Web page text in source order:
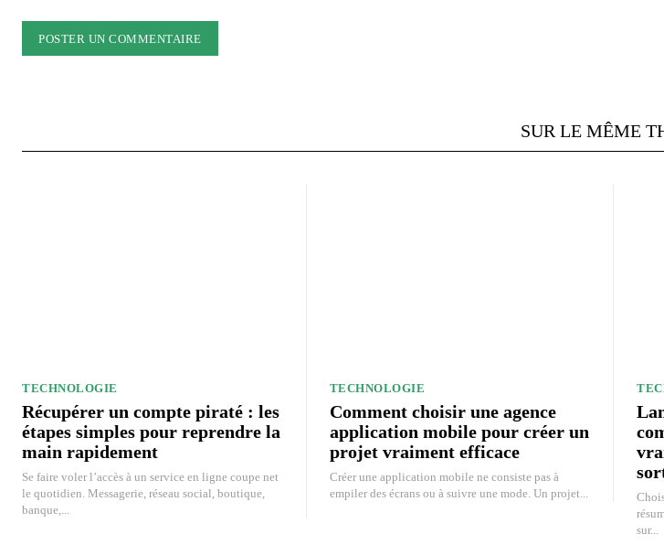
SUR LE MÊME
TECHNOLOGIE
Récupérer un compte piraté : les
étapes simples pour reprendre la
main rapidement
Se faire voler l’accès à un service en ligne coupe net
le quotidien. Messagerie, réseau social, boutique,
banque,...
TECHNOLOGIE
Comment choisir une agence
application mobile pour créer un
projet vraiment efficace
Créer une application mobile ne consiste pas à
empiler des écrans ou à suivre une mode. Un projet...
sur...